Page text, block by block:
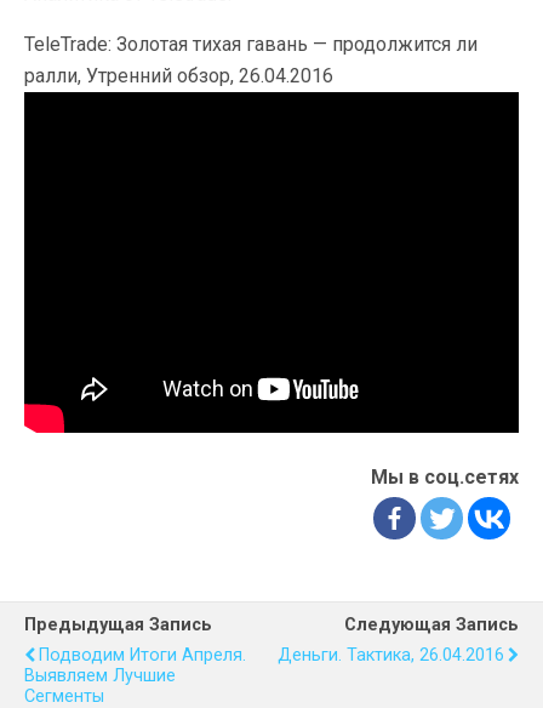
TeleTrade: Золотая тихая гавань — продолжится ли
ралли, Утренний обзор, 26.04.2016
Мы в соц.сетях
Предыдущая Запись
Подводим Итоги Апреля.
Выявляем Лучшие
Сегменты
Следующая Запись
Деньги. Тактика, 26.04.2016